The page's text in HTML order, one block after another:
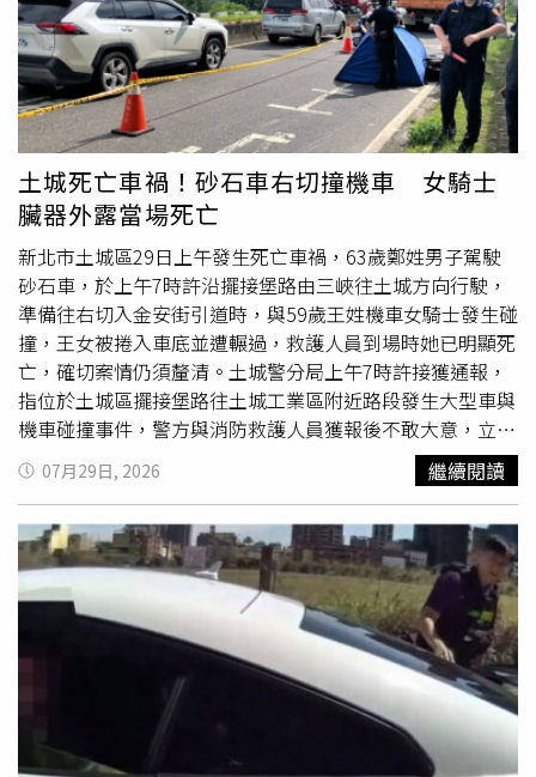
約13分鐘內將傷者全數救出。惟張男、洪姓婦人及小貨車副
駕駛53歲廖姓婦人均傷重失去生命跡象，送醫後仍宣告不
治；小貨車謝姓駕駛、Wish後座女乘客及重機騎士受重傷，
黑色休旅車駕駛則受輕傷，均送醫治療，暫無生命危險。消
防人員破壞車頂，救出受困者。（圖／消防局提供）警方表
示，張男持有合法駕照，並無無照駕駛情形，但因年逾70
歲，不排除突發身體不適導致失控，後續將配合檢方抽血檢
驗，確認是否涉及酒精、毒品反應或其他生理因素。由於事
故地點屬下坡大彎道，加上案發前曾降雨，路面濕滑，警方
也將一併調查車速、路況及駕駛操作等因素，以釐清真正肇
事原因。另遭擦撞的白色休旅車駕駛回憶，遭撞後才剛停靠
路邊，回頭就目睹肇事車衝進對向車道，引發連環撞擊，驚
悚畫面至今仍讓他餘悸猶存。
土城死亡車禍！砂石車右切撞機車 女騎士
臟器外露當場死亡
新北市土城區29日上午發生死亡車禍，63歲鄭姓男子駕駛
砂石車，於上午7時許沿擺接堡路由三峽往土城方向行駛，
準備往右切入金安街引道時，與59歲王姓機車女騎士發生碰
撞，王女被捲入車底並遭輾過，救護人員到場時她已明顯死
亡，確切案情仍須釐清。土城警分局上午7時許接獲通報，
指位於土城區擺接堡路往土城工業區附近路段發生大型車與
機車碰撞事件，警方與消防救護人員獲報後不敢大意，立即
指派轄區巡邏警力與救護車前往救援，到救護人員到場時，
王女臟器外露、明顯死亡，救護車未將其送醫，警方則設置
遺體帷幕，並同步封鎖現場實施採證與交通疏導。警方調
查，鄭姓男子當時駕駛砂石車，沿著土城區擺接堡路由三峽
往土城方向行駛，當行經土城工業區附近路段、準備往右切
入金安街引道時，不慎與同向行駛的王姓婦人機車發生劇烈
碰撞而導致悲劇。警方對砂石車司機鄭男實施酒精與毒品檢
測試劑，已確認其並無酒駕或毒駕情事，警方訊後將全案依
《刑法》過失致死罪嫌移送新北地方檢察署偵辦，確切案情
則仍須釐清。土城警分局提醒，大型車輛因車身較長、轉彎
內輪差及視線死角範圍極大，駕駛行經路口或變換車道時應
07月29日, 2026 繼續閱讀